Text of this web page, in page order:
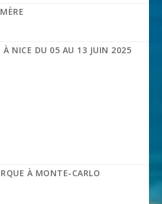
À NICE DU 05 AU 13 JUIN 2025
À MONTE-CARLO